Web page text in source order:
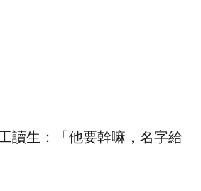
讀生：「他要幹嘛，名字給